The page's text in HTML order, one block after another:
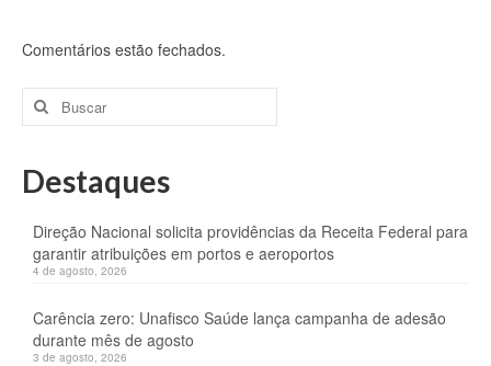
Comentários estão fechados.
Buscar
por:
Destaques
Direção Nacional solicita providências da Receita Federal para
garantir atribuições em portos e aeroportos
4 de agosto, 2026
Carência zero: Unafisco Saúde lança campanha de adesão
durante mês de agosto
3 de agosto, 2026